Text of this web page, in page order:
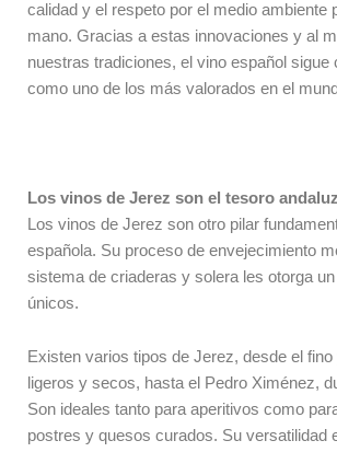
calidad y el respeto por el medio ambiente
mano. Gracias a estas innovaciones y al
nuestras tradiciones, el vino español sigue
como uno de los más valorados en el
Los vinos de Jerez son el tesoro andaluz
Los vinos de Jerez son otro pilar
española. Su proceso de envejecimiento
sistema de criaderas y solera les otorga
únicos.
Existen varios tipos de Jerez, desde el
ligeros y secos, hasta el Pedro Ximénez,
Son ideales tanto para aperitivos como
postres y quesos curados. Su versatilidad